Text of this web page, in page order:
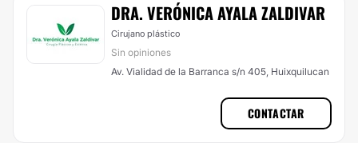
DRA. VERÓNICA AYALA ZALDIVAR
Cirujano plástico
Sin opiniones
Av. Vialidad de la Barranca s/n 405, Huixquilucan
CONTACTAR